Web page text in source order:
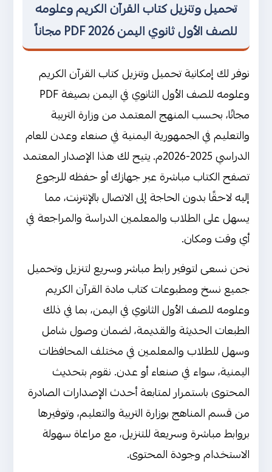
نبذة عن كتاب القرآن الكريم وعلومه
للصف الأول ثانوي اليمن
من هو مؤلف كتاب القرآن الكريم وعلومه
للصف الأول ثانوي ؟
محتوى كتاب القرآن الكريم وعلومه
للصف الأول ثانوي اليمن
شرح وتحليل مبسط لمحتوى كتاب القرآن
الكريم وعلومه للصف الأول ثانوي اليمن
تحليل الفصل الدراسي الأول: بناء
أساس راسخ للإيمان وتنمية الوعي
القرآني
تحليل الفصل الدراسي الثاني: التعرف
على صفات الحروف ومخارجها وتلاوة
متدرجة لسورة آل عمران
رابط تحميل وتنزيل كتاب القرآن الكريم
وعلومه للصف الأول ثانوي اليمن
تحميل كتاب القرآن الكريم وعلومه
للصف الأول ثانوي الصادر من وزارة
التربية والتعليم - عدن
تحميل كتاب القرآن الكريم وعلومه
تحميل وتنزيل كتاب القرآن الكريم وعلومه
للصف الأول ثانوي اليمن 2026 PDF مجاناً
نوفر لك إمكانية تحميل وتنزيل كتاب القرآن الكريم
وعلومه للصف الأول الثانوي في اليمن بصيغة PDF
مجانًا، بحسب المنهج المعتمد من وزارة التربية
والتعليم في الجمهورية اليمنية في صنعاء وعدن للعام
الدراسي 2025-2026م. يتيح لك هذا الإصدار المعتمد
تصفح الكتاب مباشرة عبر جهازك أو حفظه للرجوع
إليه لاحقًا بدون الحاجة إلى الاتصال بالإنترنت، مما
يسهل على الطلاب والمعلمين الدراسة والمراجعة في
أي وقت ومكان.
نحن نسعى لتوفير رابط مباشر وسريع لتنزيل وتحميل
جميع نسخ ومطبوعات كتاب مادة القرآن الكريم
وعلومه للصف الأول الثانوي في اليمن، بما في ذلك
الطبعات الحديثة والقديمة، لضمان وصول شامل
وسهل للطلاب والمعلمين في مختلف المحافظات
اليمنية، سواء في صنعاء أو عدن. نقوم بتحديث
المحتوى باستمرار لمتابعة أحدث الإصدارات الصادرة
من قسم المناهج بوزارة التربية والتعليم، وتوفيرها
بروابط مباشرة وسريعة للتنزيل، مع مراعاة سهولة
الاستخدام وجودة المحتوى.